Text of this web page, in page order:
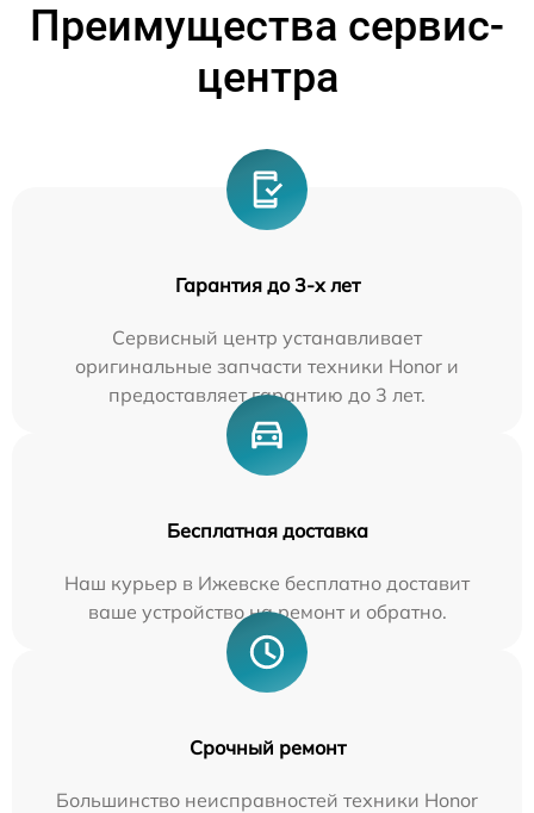
Преимущества сервис-
центра
Гарантия до 3-х лет
Сервисный центр устанавливает
оригинальные запчасти техники Honor и
предоставляет гарантию до 3 лет.
Бесплатная доставка
Наш курьер в Ижевске бесплатно доставит
ваше устройство на ремонт и обратно.
Срочный ремонт
Большинство неисправностей техники Honor